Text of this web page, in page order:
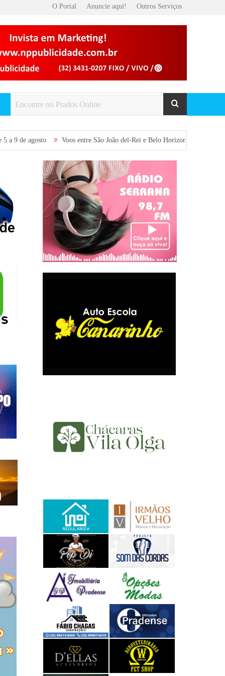
O Portal Anuncie aqui! Outros Serviços
Voos entre São João del-Rei e Belo Horizonte são retomados e